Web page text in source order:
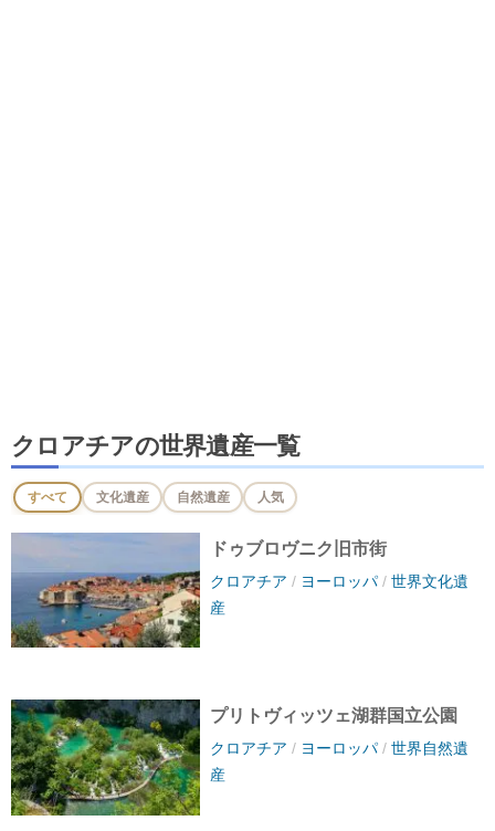
クロアチアの世界遺産一覧
すべて 文化遺産 自然遺産 人気
ドゥブロヴニク旧市街
クロアチア / ヨーロッパ/ 世界文化遺
産
プリトヴィッツェ湖群国立公園
クロアチア / ヨーロッパ/ 世界自然遺
産